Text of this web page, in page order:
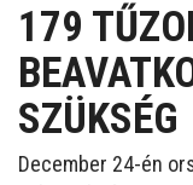
179
SZÜKSÉG
December 24-én